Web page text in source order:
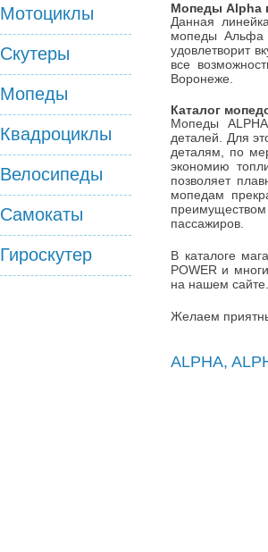
Мотоциклы
Скутеры
Мопеды
Квадроциклы
Велосипеды
Самокаты
Гироскутер
Мопеды Alpha
Данная
мопеды Альфа
удовлетворит
все
Воронеже.
Каталог
Мопеды
деталей. Для
деталям, по
экономию
позволяет
мопедам
пассажиров.
В каталоге
POWER и
на нашем сайте.
Желаем
ALPHA,